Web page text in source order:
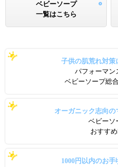
ベビーソープ
一覧はこちら
子供の肌荒れ対策
パフォーマン
ベビーソープ総
オーガニック志向の
ベビーソ
おすす
1000円以内のお